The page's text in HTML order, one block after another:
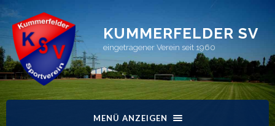
KUMMERFELDER SV
eingetragener Verein seit 1960
MENÜ ANZEIGEN